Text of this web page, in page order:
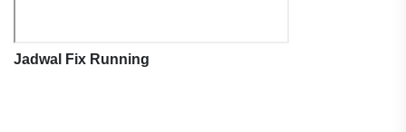
Jadwal Fix Running